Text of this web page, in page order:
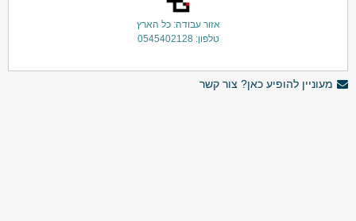
אזור עבודה: כל הארץ
טלפון: 0545402128
מעוניין להופיע כאן? צור קשר